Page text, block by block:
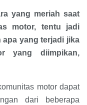
yang meriah saat
motor, tentu jadi
apa yang terjadi jika
yang diimpikan,
motor dapat
dari beberapa